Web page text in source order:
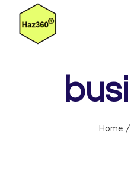
content
Home /